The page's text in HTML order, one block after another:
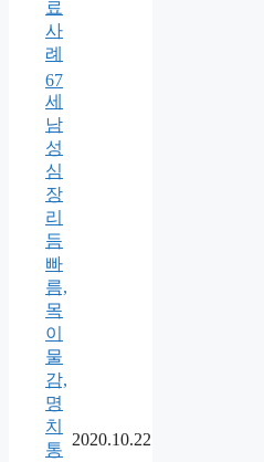
료
사
례
67
세
남
성
심
장
리
듬
빠
름,
목
이
물
감,
명
치
통
2020.10.22